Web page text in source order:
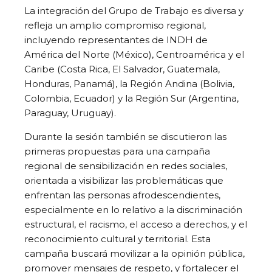
La integración del Grupo de Trabajo es diversa y
refleja un amplio compromiso regional,
incluyendo representantes de INDH de
América del Norte (México), Centroamérica y el
Caribe (Costa Rica, El Salvador, Guatemala,
Honduras, Panamá), la Región Andina (Bolivia,
Colombia, Ecuador) y la Región Sur (Argentina,
Paraguay, Uruguay).
Durante la sesión también se discutieron las
primeras propuestas para una campaña
regional de sensibilización en redes sociales,
orientada a visibilizar las problemáticas que
enfrentan las personas afrodescendientes,
especialmente en lo relativo a la discriminación
estructural, el racismo, el acceso a derechos, y el
reconocimiento cultural y territorial. Esta
campaña buscará movilizar a la opinión pública,
promover mensajes de respeto, y fortalecer el